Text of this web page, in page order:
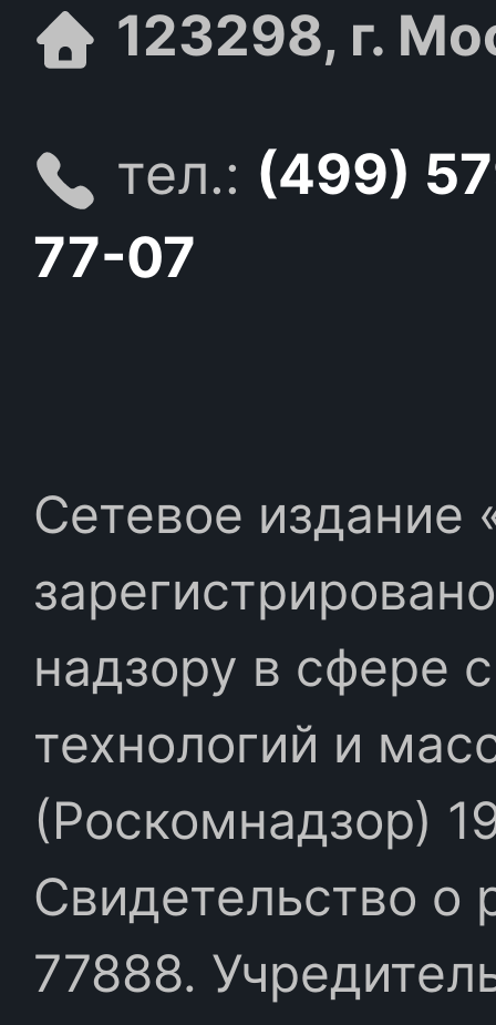
123298, г.
тел.: (499)
77-07
Сетевое издание
надзору в сфере
технологий и
(Роскомнадзор)
Свидетельство
77888.